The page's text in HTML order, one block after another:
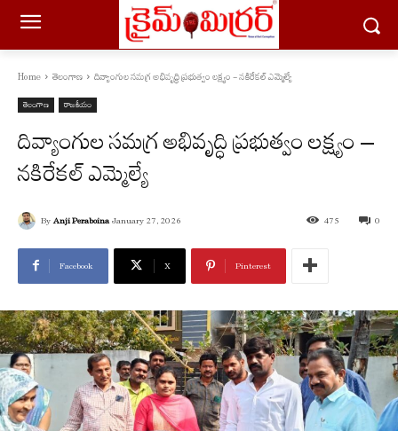
Home తెలంగాణ దివ్యాంగుల సమగ్ర అభివృద్ధి ప్రభుత్వం లక్ష్యం - నకిరేకల్ ఎమ్మెల్యే
తెలంగాణ రాజకీయం
దివ్యాంగుల సమగ్ర అభివృద్ధి ప్రభుత్వం లక్ష్యం –
నకిరేకల్ ఎమ్మెల్యే
By Anji Peraboina January 27, 2026 0
475
Facebook X Pinterest